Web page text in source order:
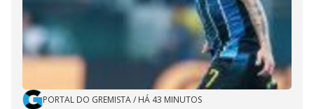
PORTAL DO GREMISTA/ HÁ 43 MINUTOS